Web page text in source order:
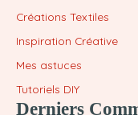
Créations Textiles
Inspiration Créative
Mes astuces
Tutoriels DIY
Derniers